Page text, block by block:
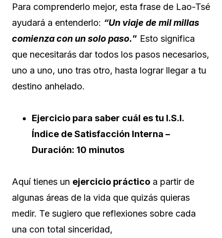
Para comprenderlo mejor, esta frase de Lao-Tsé
ayudará a entenderlo: “Un viaje de mil millas
comienza con un solo paso.” Esto significa
que necesitarás dar todos los pasos necesarios,
uno a uno, uno tras otro, hasta lograr llegar a tu
destino anhelado.
Ejercicio para saber cuál es tu I.S.I.
Índice de Satisfacción Interna –
Duración: 10 minutos
Aquí tienes un ejercicio práctico a partir de
algunas áreas de la vida que quizás quieras
medir. Te sugiero que reflexiones sobre cada
una con total sinceridad,